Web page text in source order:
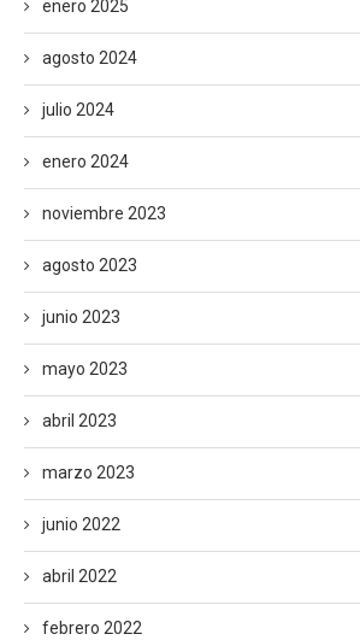
enero 2025
agosto 2024
julio 2024
enero 2024
noviembre 2023
agosto 2023
junio 2023
mayo 2023
abril 2023
marzo 2023
junio 2022
abril 2022
febrero 2022